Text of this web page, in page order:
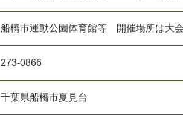
船橋市運動公園体育館等 開催場所は大
273-0866
千葉県船橋市夏見台